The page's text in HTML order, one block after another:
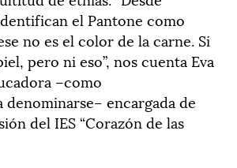
el Pantone como
no es el color de la carne. Si
pero ni eso”, nos cuenta Eva
–como
denominarse– encargada de
del IES “Corazón de las